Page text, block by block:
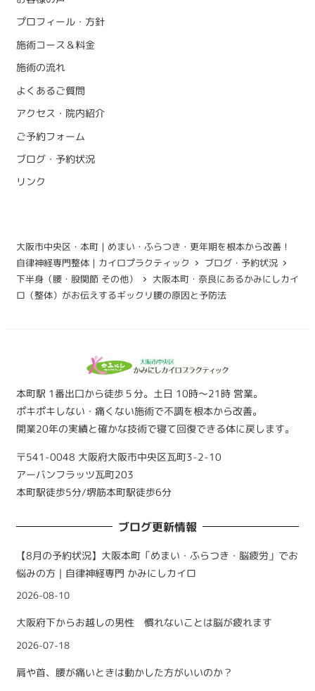
プロフィール・方針
施術コース＆料金
施術の流れ
よくあるご質問
アクセス・院内紹介
ご予約フォーム
ブログ・予約状況
リンク
大阪市中央区・本町｜めまい・ふらつき・更年期を根本から改善！
自律神経専門整体｜カイロプラクティック
ブログ・予約状況
下半身（腰・股関節 その他）
大阪本町・奈良にあるかみにしカイ
ロ（整体）がお伝えするギックリ腰の原因と予防法
本町駅 1番出口から徒歩５分。土日 10時～21時 営業。
ポキポキしない・痛くない施術で不調を根本から改善。
開業20年の実績と確かな技術で寝て回復できる体に戻します。
〒541-0048 大阪府大阪市中央区瓦町3-2-10
アーバンフラッツ瓦町203
本町駅徒歩5分/堺筋本町駅徒歩6分
ブログ更新情報
【8月の予約状況】大阪本町「めまい・ふらつき・脳疲労」でお
悩みの方｜自律神経専門 かみにしカイロ
2026-08-10
大阪府下からお越しの男性 慣れないことは脳が疲れます
2026-07-18
肩や首、腰が痛いときは動かした方がいいのか？